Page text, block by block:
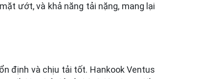
ướt, và khả năng tải nặng, mang lại
định và chịu tải tốt. Hankook Ventus